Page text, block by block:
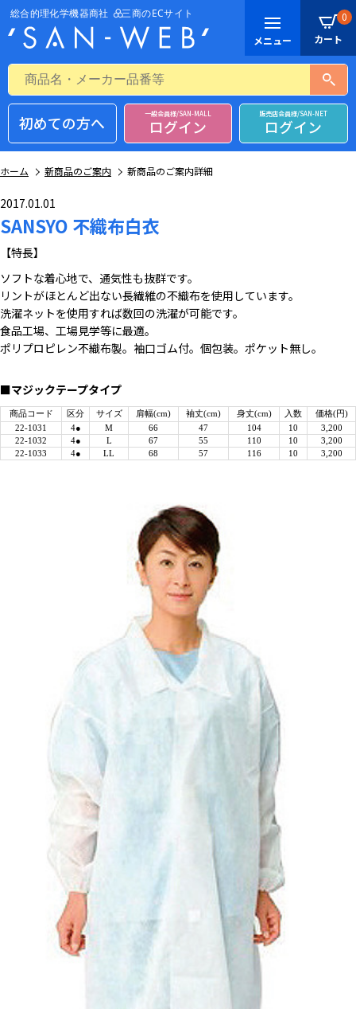
0
初めての方へ 一般会員様/SAN-MALL
ログイン
販売店会員様/SAN-NET
ログイン
ホーム 新商品のご案内 新商品のご案内詳細
2017.01.01
SANSYO 不織布白衣
【特長】
ソフトな着心地で、通気性も抜群です。
リントがほとんど出ない長繊維の不織布を使用しています。
洗濯ネットを使用すれば数回の洗濯が可能です。
食品工場、工場見学等に最適。
ポリプロピレン不織布製。袖口ゴム付。個包装。ポケット無し。
■マジックテープタイプ
商品コード 区分 サイズ 肩幅(cm) 袖丈(cm) 身丈(cm) 入数
価格(円)
22-1031
4● M 66 47 104 10
3,200
22-1032
4● L 67 55 110 10
3,200
22-1033
4● LL 68 57 116 10 3,200